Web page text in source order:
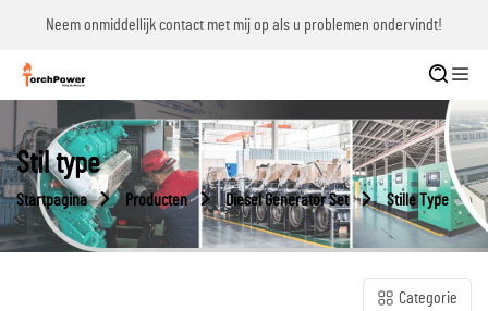
Neem onmiddellijk contact met mij op als u problemen ondervindt!
Stil type
Startpagina Producten Diesel Generator Set Stille Type
Categorie